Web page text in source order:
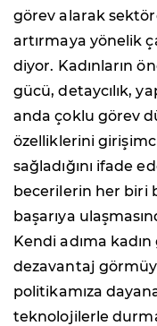
görev alarak
artırmaya yönelik
diyor. Kadınların
gücü, detaycılık,
anda çoklu görev
özelliklerini
sağladığını ifade
becerilerin her biri
başarıya
Kendi adıma
dezavantaj
politikamıza
teknolojilerle